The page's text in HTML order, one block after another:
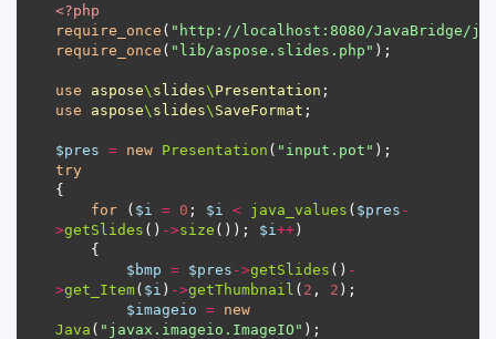
<?php
require_once ( "http://localhost:8080/JavaBridge/
require_once ( "lib/aspose.slides.php"
use aspose\ slides\ Presentation
use
aspose\ slides\ SaveFormat
$pres = new Presentation ( "input.pot"
try
for ( $i = 0 ; $i < java_values ( $pres -
>getSlides () ->size ()); $i ++
$bmp = $pres ->getSlides () -
>get_Item( $i ) ->getThumbnail ( 2 , 2
$imageio = new
Java ( "javax.imageio.ImageIO"